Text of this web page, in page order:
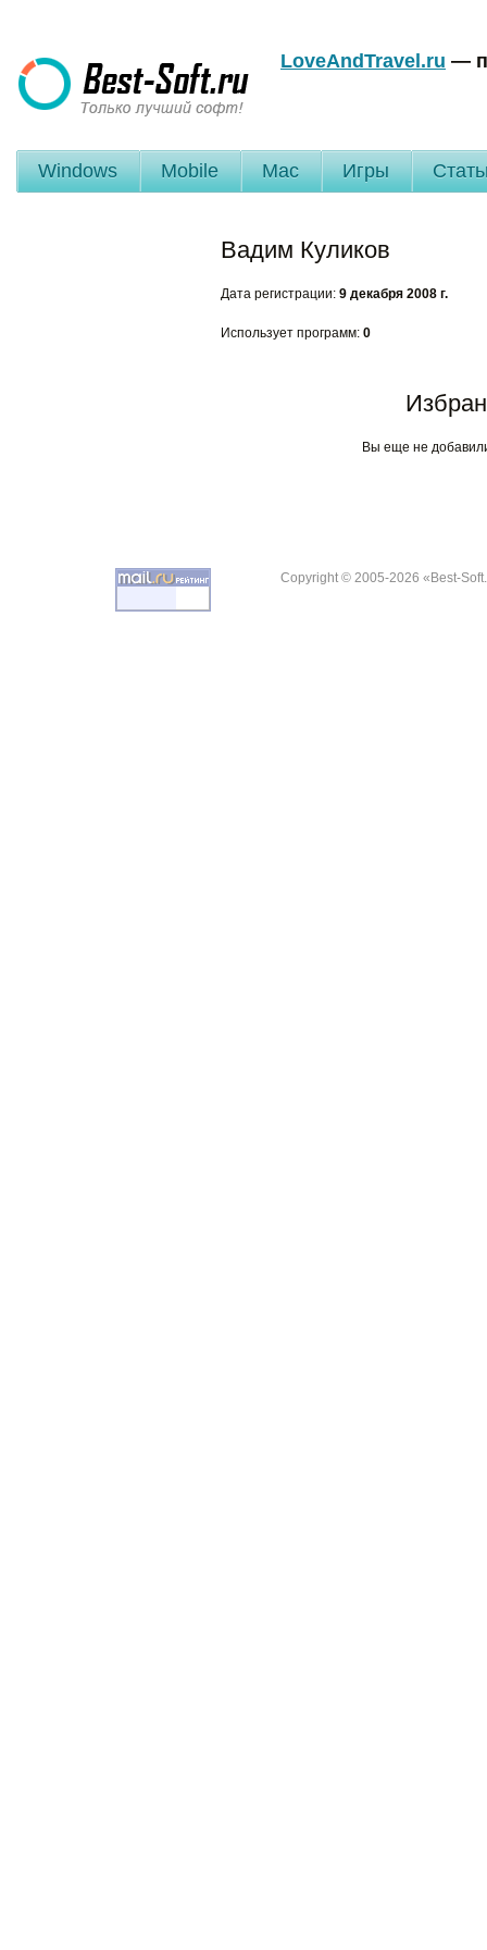
LoveAndTravel.ru —
Windows Mobile Mac Игры
Вадим Куликов
Дата регистрации: 9 декабря 2008 г.
Использует программ: 0
Вы еще не
Copyright © 2005-2026 «Best-